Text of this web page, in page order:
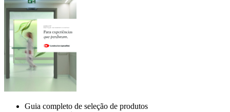
Guia completo de seleção de produtos